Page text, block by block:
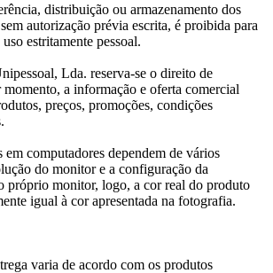
distribuição ou armazenamento dos
autorização prévia escrita, é proibida para
estritamente pessoal.
Lda. reserva-se o direito de
a informação e oferta comercial
preços, promoções, condições
em computadores dependem de vários
do monitor e a configuração da
próprio monitor, logo, a cor real do produto
igual à cor apresentada na fotografia.
varia de acordo com os produtos